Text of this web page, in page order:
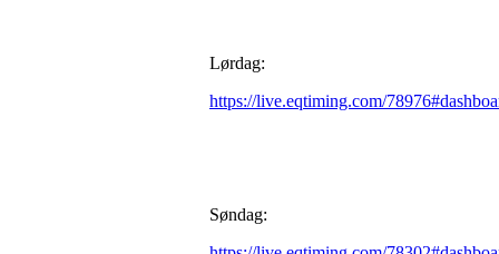
Lørdag:
https://live.eqtiming.com/
Søndag: